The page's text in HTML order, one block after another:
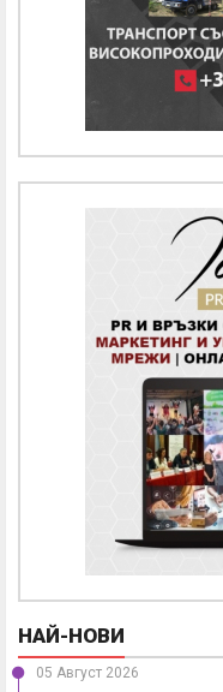
НАЙ-НОВИ
05 Август 2026